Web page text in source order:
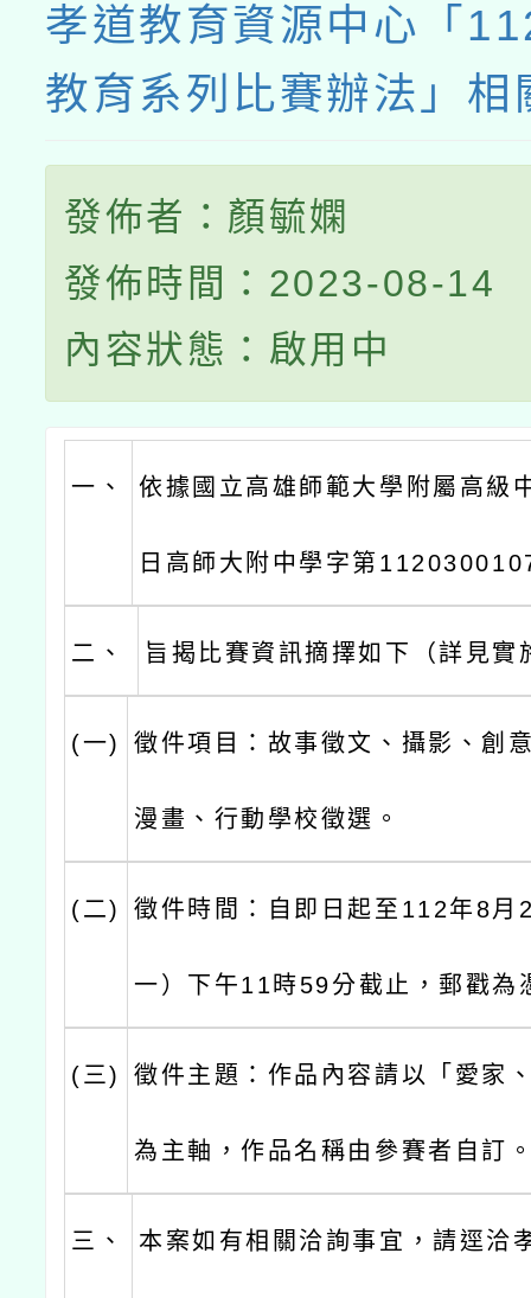
孝道教育資源中心「
教育系列比賽辦法」相
發佈者：顏毓嫻
發佈時間：2023-08-14
內容狀態：啟用中
一、 依據國立高雄師範大學附屬高級
日高師大附中學字第
二、 旨揭比賽資訊摘擇如下（詳見實
(一) 徵件項目：故事徵文、攝影、創
漫畫、行動學校徵選。
(二) 徵件時間：自即日起至112年8月
一）下午11時59分截止，郵戳為
(三) 徵件主題：作品內容請以「愛家
為主軸，作品名稱由參賽者自訂
三、 本案如有相關洽詢事宜，請逕洽